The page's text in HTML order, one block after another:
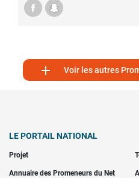
 Voir les autres
LE PORTAIL NATIONAL
Projet
Annuaire des Promeneurs du Net